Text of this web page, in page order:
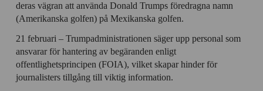
deras vägran att använda Donald Trumps föredragna namn
(Amerikanska golfen) på Mexikanska golfen.
21 februari – Trumpadministrationen säger upp personal som
ansvarar för hantering av begäranden enligt
offentlighetsprincipen (FOIA), vilket skapar hinder för
journalisters tillgång till viktig information.